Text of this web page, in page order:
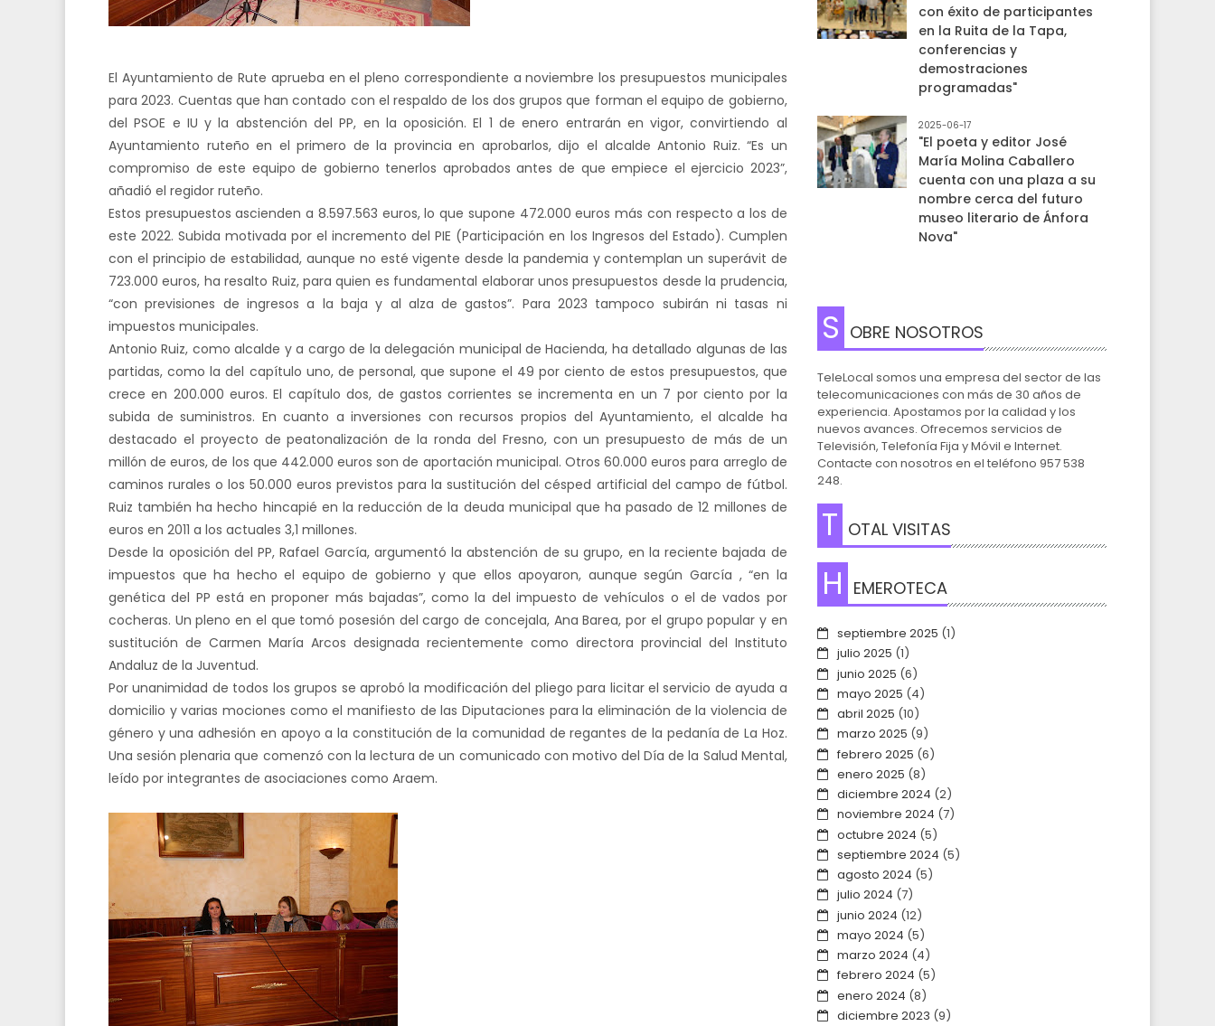
El Ayuntamiento de Rute aprueba en el pleno correspondiente a noviembre los presupuestos municipales
para 2023. Cuentas que han contado con el respaldo de los dos grupos que forman el equipo de gobierno,
del PSOE e IU y la abstención del PP, en la oposición. El 1 de enero entrarán en vigor, convirtiendo al
Ayuntamiento ruteño en el primero de la provincia en aprobarlos, dijo el alcalde Antonio Ruiz. “Es un
compromiso de este equipo de gobierno tenerlos aprobados antes de que empiece el ejercicio 2023”,
añadió el regidor ruteño.
Estos presupuestos ascienden a 8.597.563 euros, lo que supone 472.000 euros más con respecto a los de
este 2022. Subida motivada por el incremento del PIE (Participación en los Ingresos del Estado). Cumplen
con el principio de estabilidad, aunque no esté vigente desde la pandemia y contemplan un superávit de
723.000 euros, ha resalto Ruiz, para quien es fundamental elaborar unos presupuestos desde la prudencia,
“con previsiones de ingresos a la baja y al alza de gastos”. Para 2023 tampoco subirán ni tasas ni
impuestos municipales.
Antonio Ruiz, como alcalde y a cargo de la delegación municipal de Hacienda, ha detallado algunas de las
partidas, como la del capítulo uno, de personal, que supone el 49 por ciento de estos presupuestos, que
crece en 200.000 euros. El capítulo dos, de gastos corrientes se incrementa en un 7 por ciento por la
subida de suministros. En cuanto a inversiones con recursos propios del Ayuntamiento, el alcalde ha
destacado el proyecto de peatonalización de la ronda del Fresno, con un presupuesto de más de un
millón de euros, de los que 442.000 euros son de aportación municipal. Otros 60.000 euros para arreglo de
caminos rurales o los 50.000 euros previstos para la sustitución del césped artificial del campo de fútbol.
Ruiz también ha hecho hincapié en la reducción de la deuda municipal que ha pasado de 12 millones de
euros en 2011 a los actuales 3,1 millones.
Desde la oposición del PP, Rafael García, argumentó la abstención de su grupo, en la reciente bajada de
impuestos que ha hecho el equipo de gobierno y que ellos apoyaron, aunque según García , “en la
genética del PP está en proponer más bajadas”, como la del impuesto de vehículos o el de vados por
cocheras. Un pleno en el que tomó posesión del cargo de concejala, Ana Barea, por el grupo popular y en
sustitución de Carmen María Arcos designada recientemente como directora provincial del Instituto
Andaluz de la Juventud.
Por unanimidad de todos los grupos se aprobó la modificación del pliego para licitar el servicio de ayuda a
domicilio y varias mociones como el manifiesto de las Diputaciones para la eliminación de la violencia de
género y una adhesión en apoyo a la constitución de la comunidad de regantes de la pedanía de La Hoz.
Una sesión plenaria que comenzó con la lectura de un comunicado con motivo del Día de la Salud Mental,
leído por integrantes de asociaciones como Araem.
con éxito de participantes
en la Ruita de la Tapa,
conferencias y
demostraciones
programadas"
2025-06-17
"El poeta y editor José
María Molina Caballero
cuenta con una plaza a su
nombre cerca del futuro
museo literario de Ánfora
Nova"
S OBRE NOSOTROS
TeleLocal somos una empresa del sector de las
telecomunicaciones con más de 30 años de
experiencia. Apostamos por la calidad y los
nuevos avances. Ofrecemos servicios de
Televisión, Telefonía Fija y Móvil e Internet.
Contacte con nosotros en el teléfono 957 538
248.
T OTAL VISITAS
H EMEROTECA
septiembre 2025 (1)
julio 2025 (1)
junio 2025 (6)
mayo 2025 (4)
abril 2025 (10)
marzo 2025 (9)
febrero 2025 (6)
enero 2025 (8)
diciembre 2024 (2)
noviembre 2024 (7)
octubre 2024 (5)
septiembre 2024 (5)
agosto 2024 (5)
julio 2024 (7)
junio 2024 (12)
mayo 2024 (5)
marzo 2024 (4)
febrero 2024 (5)
enero 2024 (8)
diciembre 2023 (9)